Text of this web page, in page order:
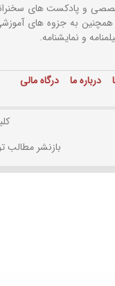
و پادکست های
به جزوه های
و نمایشنامه.
درباره ما درگاه مالی
بازنشر مطالب